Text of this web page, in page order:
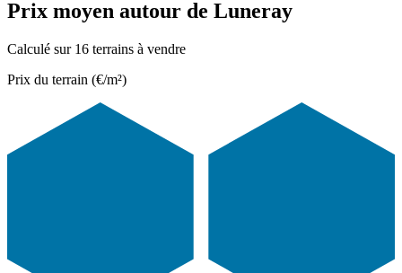
Prix moyen autour de Luneray
Calculé sur 16 terrains à vendre
Prix du terrain (€/m²)